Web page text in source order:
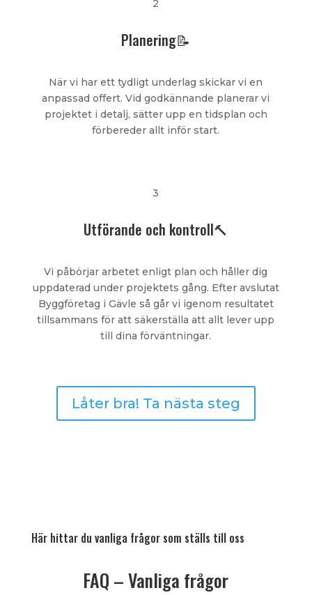
2
Planering📝
När vi har ett tydligt underlag skickar vi en
anpassad offert. Vid godkännande planerar vi
projektet i detalj, sätter upp en tidsplan och
förbereder allt inför start.
3
Utförande och kontroll🔨
Vi påbörjar arbetet enligt plan och håller dig
uppdaterad under projektets gång. Efter avslutat
Byggföretag i Gävle så går vi igenom resultatet
tillsammans för att säkerställa att allt lever upp
till dina förväntningar.
Låter bra! Ta nästa steg
Här hittar du vanliga frågor som ställs till oss
FAQ – Vanliga frågor